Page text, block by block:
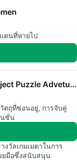
ดนที่หายไป
Spellchanted 2D Hidden Object Puzzle Adveture Tile-Matching
ตถุที่ซ่อนอยู่, การจับคู่
นชั่น
วัลเกมเมตาในการ
ยมือซึ่งสนับสนุน